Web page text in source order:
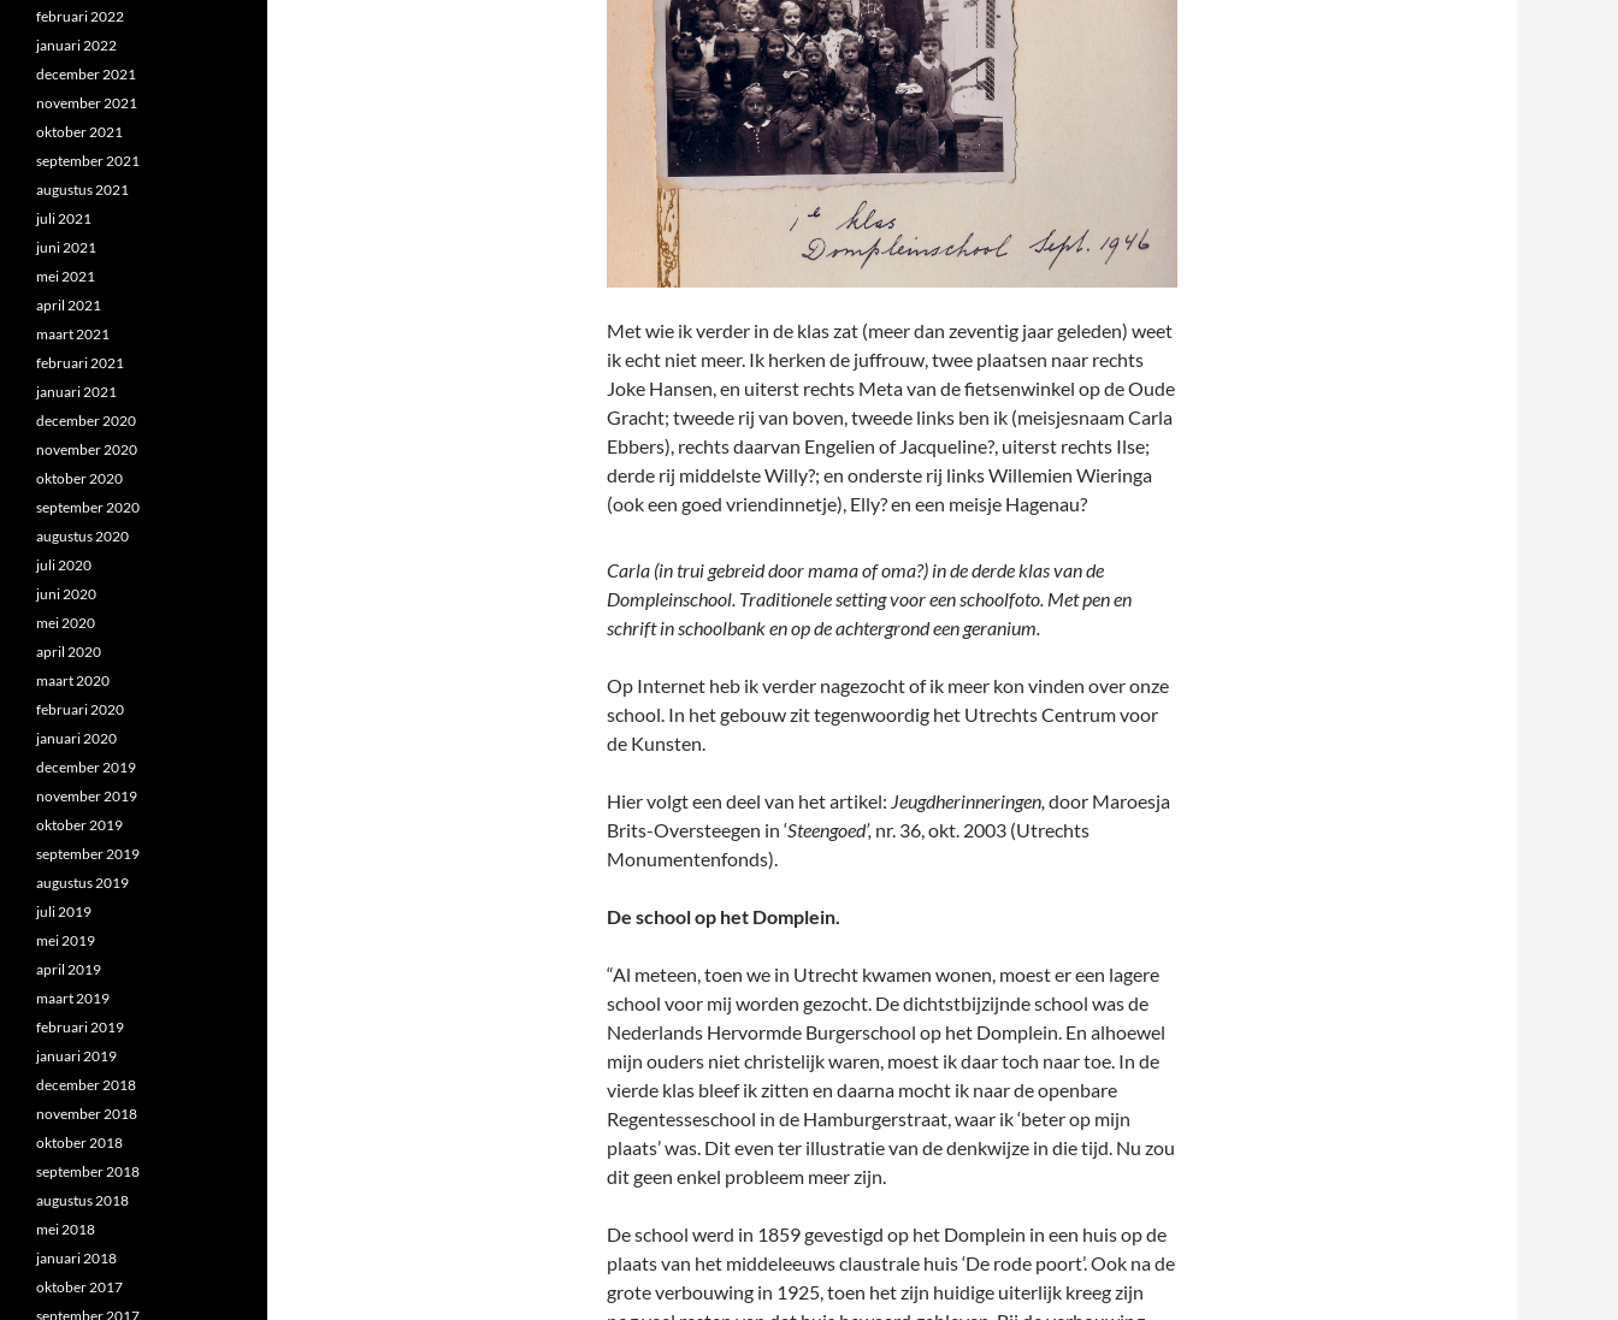
Met wie ik verder in de klas zat (meer dan zeventig jaar geleden) weet
ik echt niet meer. Ik herken de juffrouw, twee plaatsen naar rechts
Joke Hansen, en uiterst rechts Meta van de fietsenwinkel op de Oude
Gracht; tweede rij van boven, tweede links ben ik (meisjesnaam Carla
Ebbers), rechts daarvan Engelien of Jacqueline?, uiterst rechts Ilse;
derde rij middelste Willy?; en onderste rij links Willemien Wieringa
(ook een goed vriendinnetje), Elly? en een meisje Hagenau?
Carla (in trui gebreid door mama of oma?) in de derde klas van de
Dompleinschool. Traditionele setting voor een schoolfoto. Met pen en
schrift in schoolbank en op de achtergrond een geranium.
Op Internet heb ik verder nagezocht of ik meer kon vinden over onze
school. In het gebouw zit tegenwoordig het Utrechts Centrum voor
de Kunsten.
Hier volgt een deel van het artikel: Jeugdherinneringen, door Maroesja
Brits-Oversteegen in ‘Steengoed’, nr. 36, okt. 2003 (Utrechts
Monumentenfonds).
De school op het Domplein.
“Al meteen, toen we in Utrecht kwamen wonen, moest er een lagere
school voor mij worden gezocht. De dichtstbijzijnde school was de
Nederlands Hervormde Burgerschool op het Domplein. En alhoewel
mijn ouders niet christelijk waren, moest ik daar toch naar toe. In de
vierde klas bleef ik zitten en daarna mocht ik naar de openbare
Regentesseschool in de Hamburgerstraat, waar ik ‘beter op mijn
plaats’ was. Dit even ter illustratie van de denkwijze in die tijd. Nu zou
dit geen enkel probleem meer zijn.
De school werd in 1859 gevestigd op het Domplein in een huis op de
plaats van het middeleeuws claustrale huis ‘De rode poort’. Ook na de
grote verbouwing in 1925, toen het zijn huidige uiterlijk kreeg zijn
februari 2022
januari 2022
december 2021
november 2021
oktober 2021
september 2021
augustus 2021
juli 2021
juni 2021
mei 2021
april 2021
maart 2021
februari 2021
januari 2021
december 2020
november 2020
oktober 2020
september 2020
augustus 2020
juli 2020
juni 2020
mei 2020
april 2020
maart 2020
februari 2020
januari 2020
december 2019
november 2019
oktober 2019
september 2019
augustus 2019
juli 2019
mei 2019
april 2019
maart 2019
februari 2019
januari 2019
december 2018
november 2018
oktober 2018
september 2018
augustus 2018
mei 2018
januari 2018
oktober 2017
september 2017